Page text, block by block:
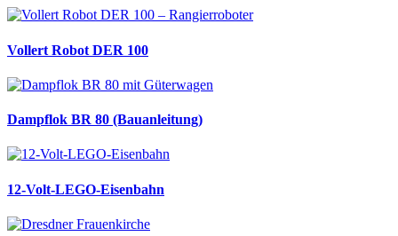
Vollert Robot DER 100
Dampflok BR 80 (Bauanleitung)
12-Volt-LEGO-Eisenbahn